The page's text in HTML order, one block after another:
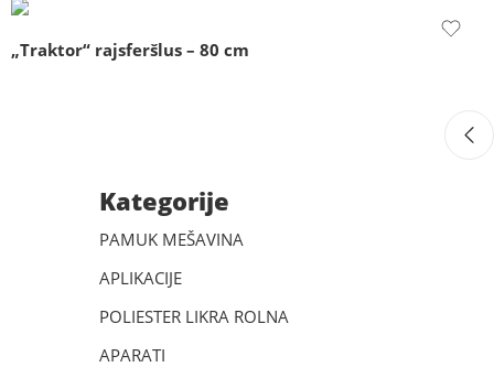
„Traktor“ rajsferšlus – 80 cm
Kategorije
PAMUK MEŠAVINA
APLIKACIJE
POLIESTER LIKRA ROLNA
APARATI